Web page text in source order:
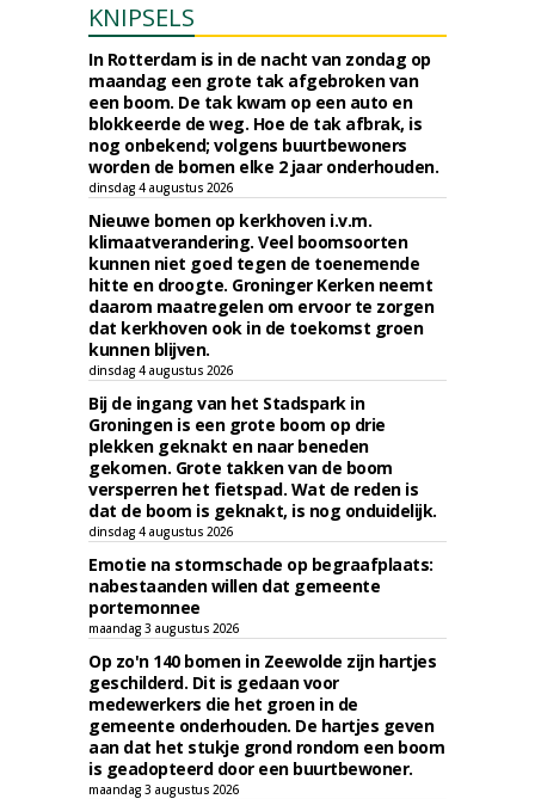
KNIPSELS
In Rotterdam is in de nacht van zondag op
maandag een grote tak afgebroken van
een boom. De tak kwam op een auto en
blokkeerde de weg. Hoe de tak afbrak, is
nog onbekend; volgens buurtbewoners
worden de bomen elke 2 jaar onderhouden.
dinsdag 4 augustus 2026
Nieuwe bomen op kerkhoven i.v.m.
klimaatverandering. Veel boomsoorten
kunnen niet goed tegen de toenemende
hitte en droogte. Groninger Kerken neemt
daarom maatregelen om ervoor te zorgen
dat kerkhoven ook in de toekomst groen
kunnen blijven.
dinsdag 4 augustus 2026
Bij de ingang van het Stadspark in
Groningen is een grote boom op drie
plekken geknakt en naar beneden
gekomen. Grote takken van de boom
versperren het fietspad. Wat de reden is
dat de boom is geknakt, is nog onduidelijk.
dinsdag 4 augustus 2026
Emotie na stormschade op begraafplaats:
nabestaanden willen dat gemeente
portemonnee
maandag 3 augustus 2026
Op zo'n 140 bomen in Zeewolde zijn hartjes
geschilderd. Dit is gedaan voor
medewerkers die het groen in de
gemeente onderhouden. De hartjes geven
aan dat het stukje grond rondom een boom
is geadopteerd door een buurtbewoner.
maandag 3 augustus 2026